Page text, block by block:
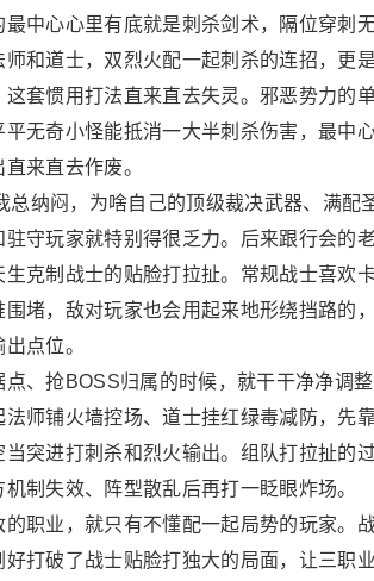
中心心里有底就是刺杀剑术，隔位穿刺
和道士，双烈火配一起刺杀的连招，更
套惯用打法直来直去失灵。邪恶势力的
无奇小怪能抵消一大半刺杀伤害，最中
来直去作废。
纳闷，为啥自己的顶级裁决武器、满配
守玩家就特别得很乏力。后来跟行会的
克制战士的贴脸打拉扯。常规战士喜欢
堵，敌对玩家也会用起来地形绕挡路的
点位。
、抢BOSS归属的时候，就干干净净调整
师铺火墙控场、道士挂红绿毒减防，先
突进打刺杀和烈火输出。组队打拉扯的
制失效、阵型散乱后再打一眨眼炸场。
职业，就只有不懂配一起局势的玩家。
打破了战士贴脸打独大的局面，让三职